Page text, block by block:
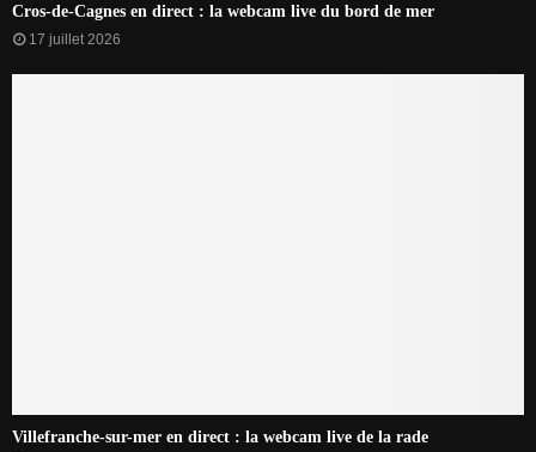
Cros-de-Cagnes en direct : la webcam live du bord de mer
17 juillet 2026
Villefranche-sur-mer en direct : la webcam live de la rade